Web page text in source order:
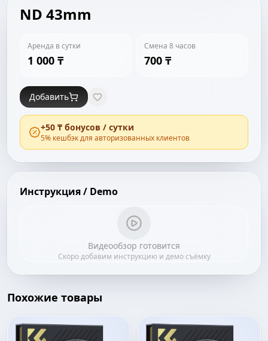
ND 43mm
Аренда в сутки
1 000 ₸
Смена 8 часов
700 ₸
Добавить
+50 ₸ бонусов / сутки
5% кешбэк для авторизованных клиентов
Инструкция / Demo
Видеообзор готовится
Скоро добавим инструкцию и демо съёмку
Похожие товары